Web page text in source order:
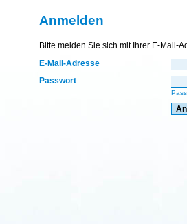
Anmelden
Bitte melden Sie sich mit Ihrer E-Mail-
E-Mail-Adresse
Passwort